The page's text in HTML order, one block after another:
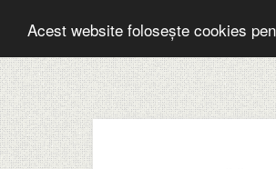
Acest website folosește cookies
The
HelloBar
- a
little
bar